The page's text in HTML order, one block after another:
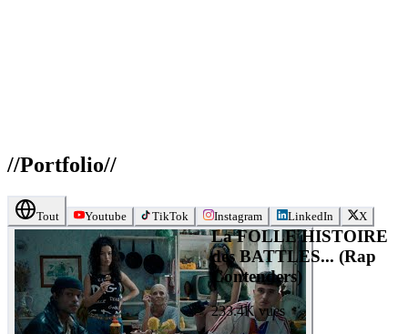
//Portfolio//
Tout Youtube TikTok Instagram LinkedIn X
La FOLLE HISTOIRE
des BATTLES... (Rap
Contenders)
233.4K vues